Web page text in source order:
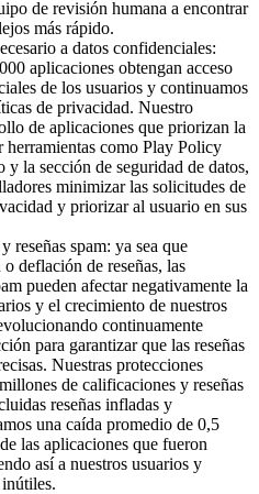
de revisión humana a encontrar
más rápido.
a datos confidenciales:
aplicaciones obtengan acceso
de los usuarios y continuamos
de privacidad. Nuestro
de aplicaciones que priorizan la
herramientas como Play Policy
la sección de seguridad de datos,
minimizar las solicitudes de
y priorizar al usuario en sus
reseñas spam: ya sea que
deflación de reseñas, las
pueden afectar negativamente la
y el crecimiento de nuestros
continuamente
para garantizar que las reseñas
Nuestras protecciones
de calificaciones y reseñas
reseñas infladas y
una caída promedio de 0,5
las aplicaciones que fueron
así a nuestros usuarios y